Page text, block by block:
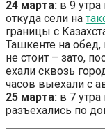
24 марта: в 9
откуда сели на
границы с
Ташкенте на обед,
не стоит – зато,
ехали сквозь
часов выехали с
25 марта: в 7
разъехались по